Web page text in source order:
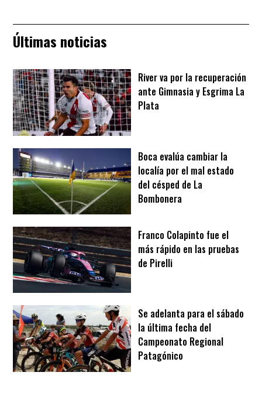
Últimas noticias
River va por la recuperación
ante Gimnasia y Esgrima La
Plata
Boca evalúa cambiar la
localía por el mal estado
del césped de La
Bombonera
Franco Colapinto fue el
más rápido en las pruebas
de Pirelli
Se adelanta para el sábado
la última fecha del
Campeonato Regional
Patagónico